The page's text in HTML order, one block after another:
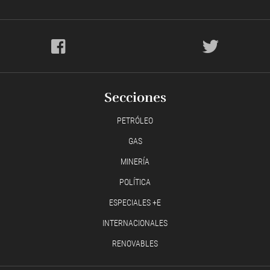
Secciones
PETRÓLEO
GAS
MINERÍA
POLÍTICA
ESPECIALES +E
INTERNACIONALES
RENOVABLES